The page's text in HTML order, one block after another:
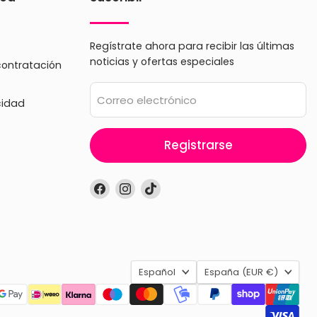
Regístrate ahora para recibir las últimas
noticias y ofertas especiales
Correo electrónico
Registrarse
Encuéntrenos
en
Encuéntrenos
en
Encuéntrenos
Idioma
Español País
España (EUR €)